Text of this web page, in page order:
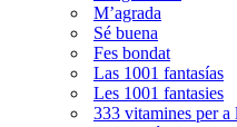
M’agrada
Sé buena
Fes bondat
Las 1001 fantasías
Les 1001 fantasies
333 vitamines per a